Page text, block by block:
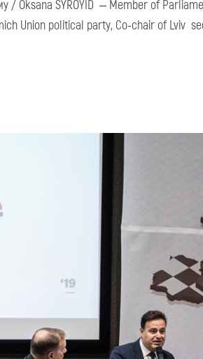
/ Oksana SYROYID – Member of
Union political party, Co-chair of Lviv